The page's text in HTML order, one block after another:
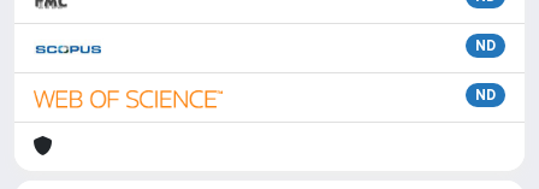
ND
ND